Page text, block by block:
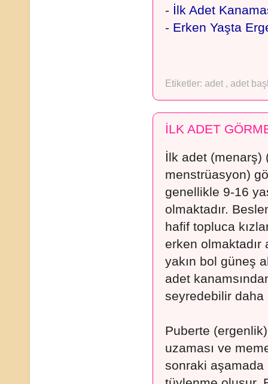
- İlk Adet
- Erken Yaşta
Etiketler: adet , adet
İLK ADET
İlk adet (menarş)
menstrüasyon)
genellikle 9-16
olmaktadır.
hafif topluca
erken olmaktadır
yakın bol güneş
adet
seyredebilir
Puberte
uzaması ve
sonraki aşamada